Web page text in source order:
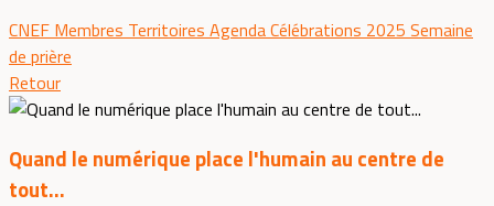
CNEF Membres Territoires AgendaCélébrations 2025 Semaine
de prière
Retour
Quand le numérique place l'humain au centre de
tout...